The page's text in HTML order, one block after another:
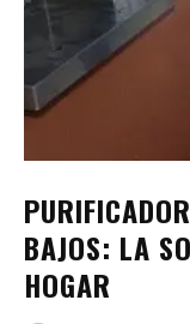
BAJOS: LA
HOGAR